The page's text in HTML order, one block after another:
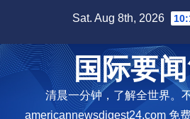
content
Sat. Aug 8th, 2026
国际要
清晨一分钟，了解全世界。
americannewsdigest24.com 免